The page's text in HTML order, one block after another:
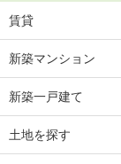
賃貸
新築マンション
新築一戸建て
土地を探す